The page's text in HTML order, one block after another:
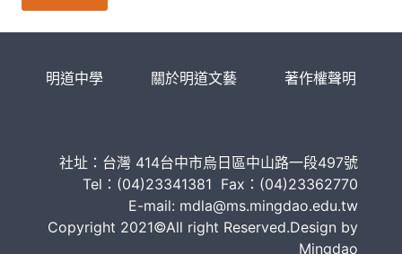
明道中學 關於明道文藝 著作權聲明
社址：台灣 414台中市烏日區中山路一段497號
Tel：(04)23341381 Fax：(04)23362770
E-mail: mdla@ms.mingdao.edu.tw
Copyright 2021©All right Reserved.Design by
Mingdao